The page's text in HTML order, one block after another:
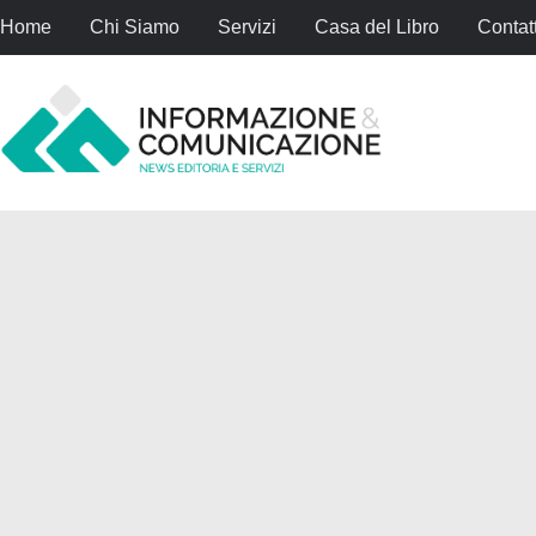
Home Chi Siamo Servizi Casa del Libro